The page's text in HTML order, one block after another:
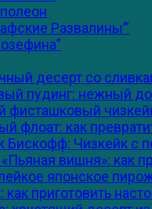
Развалины’”
десерт со
пудинг: нежный
флоат: как
Бискофф: Чизкейк с
вишня»: как
японское
как приготовить